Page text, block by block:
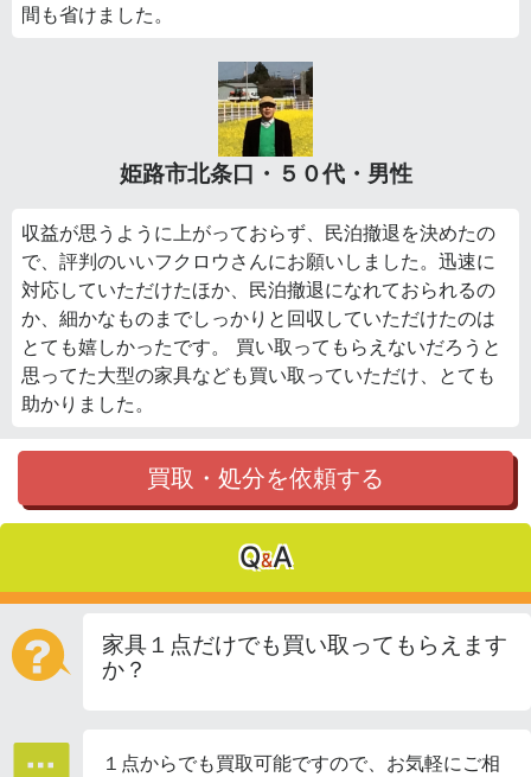
間も省けました。
姫路市北条口・５０代・男性
収益が思うように上がっておらず、民泊撤退を決めたの
で、評判のいいフクロウさんにお願いしました。迅速に
対応していただけたほか、民泊撤退になれておられるの
か、細かなものまでしっかりと回収していただけたのは
とても嬉しかったです。 買い取ってもらえないだろうと
思ってた大型の家具なども買い取っていただけ、とても
助かりました。
買取・処分を依頼する
Q&A
家具１点だけでも買い取ってもらえます
か？
１点からでも買取可能ですので、お気軽にご相